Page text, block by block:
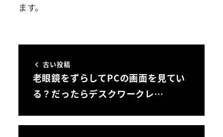
ます。
古い投稿
老眼鏡をずらしてPCの画面を見てい
る？だったらデスクワークレ…